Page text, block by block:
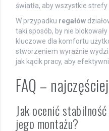
światła, aby wszystkie
W przypadku regałów
taki sposób, by nie
kluczowe dla komfortu
stworzeniem wyraźnie
jak kącik pracy, aby
FAQ –
Jak ocenić
jego montażu?